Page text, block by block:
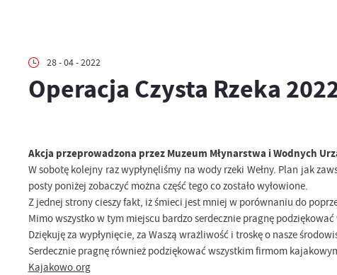
28 - 04 - 2022
Operacja Czysta Rzeka
Akcja przeprowadzona przez Muzeum Młynarstwa i Wodnych
W sobotę kolejny raz wypłynęliśmy na wody rzeki Wełny. Plan jak
posty poniżej zobaczyć można część tego co zostało wyłowione.
Z jednej strony cieszy fakt, iż śmieci jest mniej w porównaniu do
Mimo wszystko w tym miejscu bardzo serdecznie pragnę
Dziękuję za wypłynięcie, za Waszą wrażliwość i troskę o nasze
Serdecznie pragnę również podziękować wszystkim firmom
Kajakowo.org